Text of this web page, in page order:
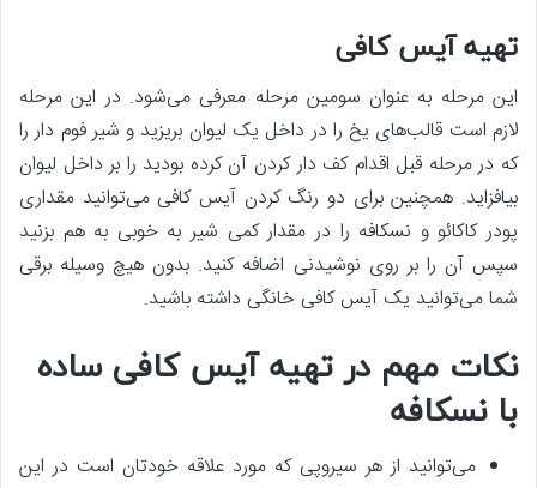
تهیه آیس کافی
این مرحله به عنوان سومین مرحله معرفی می‌شود. در این مرحله
لازم است قالب‌های یخ را در داخل یک لیوان بریزید و شیر فوم دار را
که در مرحله قبل اقدام کف دار کردن آن کرده بودید را بر داخل لیوان
بیافزاید. همچنین برای دو رنگ کردن آیس کافی می‌توانید مقداری
پودر کاکائو و نسکافه را در مقدار کمی شیر به خوبی به هم بزنید
سپس آن را بر روی نوشیدنی اضافه کنید. بدون هیچ وسیله برقی
شما می‌توانید یک آیس کافی خانگی داشته باشید.
نکات مهم در تهیه آیس کافی ساده
با نسکافه
می‌توانید از هر سیروپی که مورد علاقه خودتان است در این